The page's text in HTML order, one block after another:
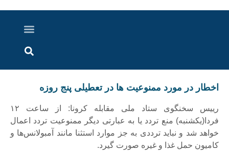
اخطار در مورد ممنوعیت ها در تعطیلی پنج روزه
رییس سخنگوی ستاد ملی مقابله کرونا: از ساعت ۱۲
فردا(یکشنبه) منع تردد یا به عبارتی دیگر ممنوعیت تردد اعمال
خواهد شد و نباید ترددی به جز موارد استثنا مانند آمبولانس‌ها و
کامیون حمل غذا و غیره صورت گیرد.